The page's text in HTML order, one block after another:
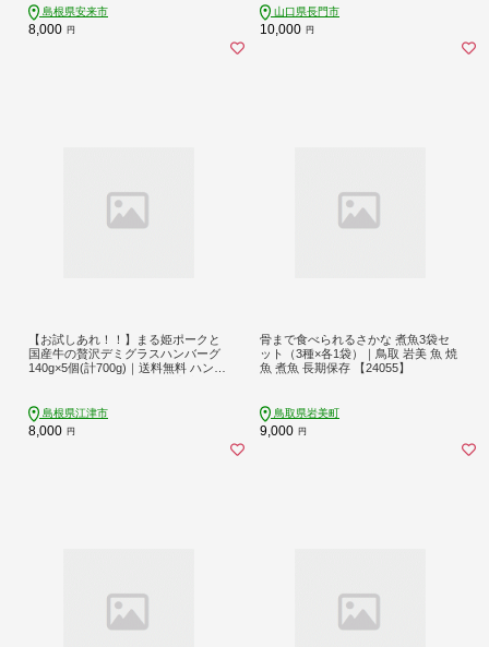
イパ ズワイガニ 生乳 とろとろ 自宅
用 ギフト 贈り物 島根県 安来市】
【価格変更】【08-SF-07】
島根県安来市
8,000 円
山口県長門市
10,000 円
【お試しあれ！！】まる姫ポークと
国産牛の贅沢デミグラスハンバーグ
140g×5個(計700g)｜送料無料 ハンバ
ラス 豚肉 牛肉 贅沢 調理済み 電子レ
ンジ 温めるだけ 真空パック 個包装
湯煎｜【CO-2】
島根県江津市
8,000 円
骨まで食べられるさかな 煮魚3袋セ
ット（3種×各1袋）｜鳥取 岩美 魚 焼
魚 煮魚 長期保存 【24055】
鳥取県岩美町
9,000 円